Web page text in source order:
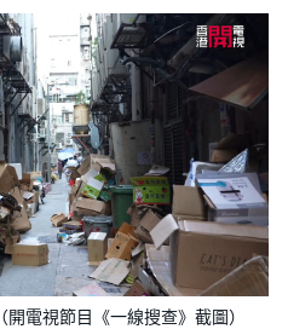
電視節目《一線搜查》截圖）